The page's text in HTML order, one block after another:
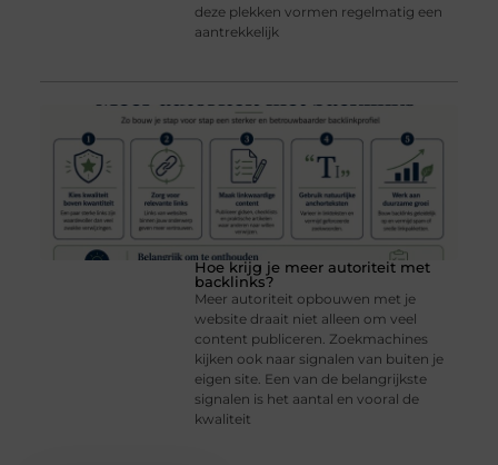
deze plekken vormen regelmatig een
aantrekkelijk
Hoe krijg je meer autoriteit met
backlinks?
Meer autoriteit opbouwen met je
website draait niet alleen om veel
content publiceren. Zoekmachines
kijken ook naar signalen van buiten je
eigen site. Een van de belangrijkste
signalen is het aantal en vooral de
kwaliteit